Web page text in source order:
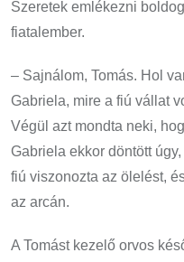
Szeretek emlékezni
fiatalember.
– Sajnálom, Tomás. Hol
Gabriela, mire a fiú vállat
Végül azt mondta neki,
Gabriela ekkor döntött
fiú viszonozta az ölelést,
az arcán.
A Tomást kezelő orvos